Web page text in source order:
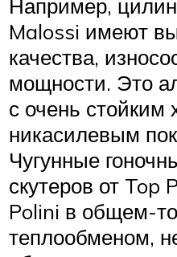
Например,
Malossi имеют
качества,
мощности. Это
с очень стойким
никасилевым
Чугунные
скутеров от Top
Polini в общем-
теплообменом,